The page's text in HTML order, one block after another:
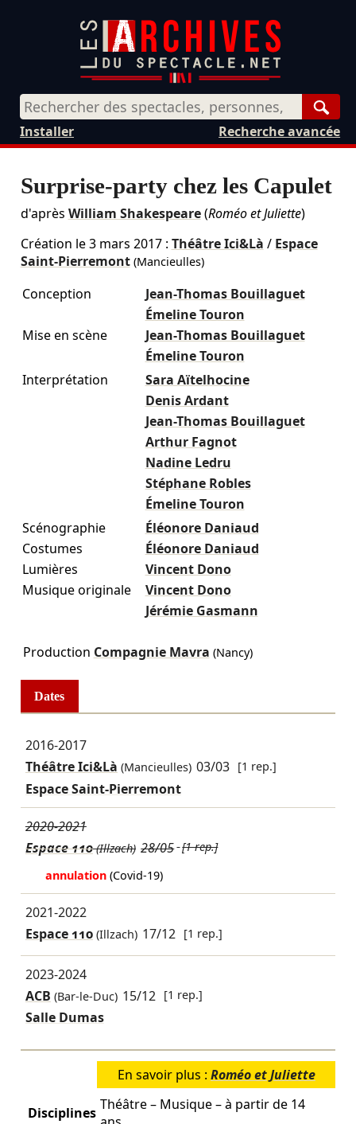
Recherche avancée
Installer
Surprise-party chez les Capulet
d'après William Shakespeare(Roméo et Juliette)
Création le3 mars 2017: Théâtre Ici&Là / Espace
Saint-Pierremont(Mancieulles)
Conception
Jean-Thomas Bouillaguet
Émeline Touron
Mise en scène
Jean-Thomas Bouillaguet
Émeline Touron
Interprétation
Sara Aïtelhocine
Denis Ardant
Jean-Thomas Bouillaguet
Arthur Fagnot
Nadine Ledru
Stéphane Robles
Émeline Touron
Scénographie
Éléonore Daniaud
Costumes
Éléonore Daniaud
Lumières
Vincent Dono
Musique originale
Vincent Dono
Jérémie Gasmann
Production Compagnie Mavra (Nancy)
Dates
2016-2017
Théâtre Ici&Là (Mancieulles) 03/03 [1 rep.]
Espace Saint-Pierremont
2020-2021
Espace 110(Illzach) 28/05 [1 rep.]
annulation (Covid-19)
2021-2022
Espace 110(Illzach) 17/12 [1 rep.]
2023-2024
ACB (Bar-le-Duc) 15/12 [1 rep.]
Salle Dumas
En savoir plus : Roméo et Juliette
Disciplines Théâtre – Musique – à partir de 14